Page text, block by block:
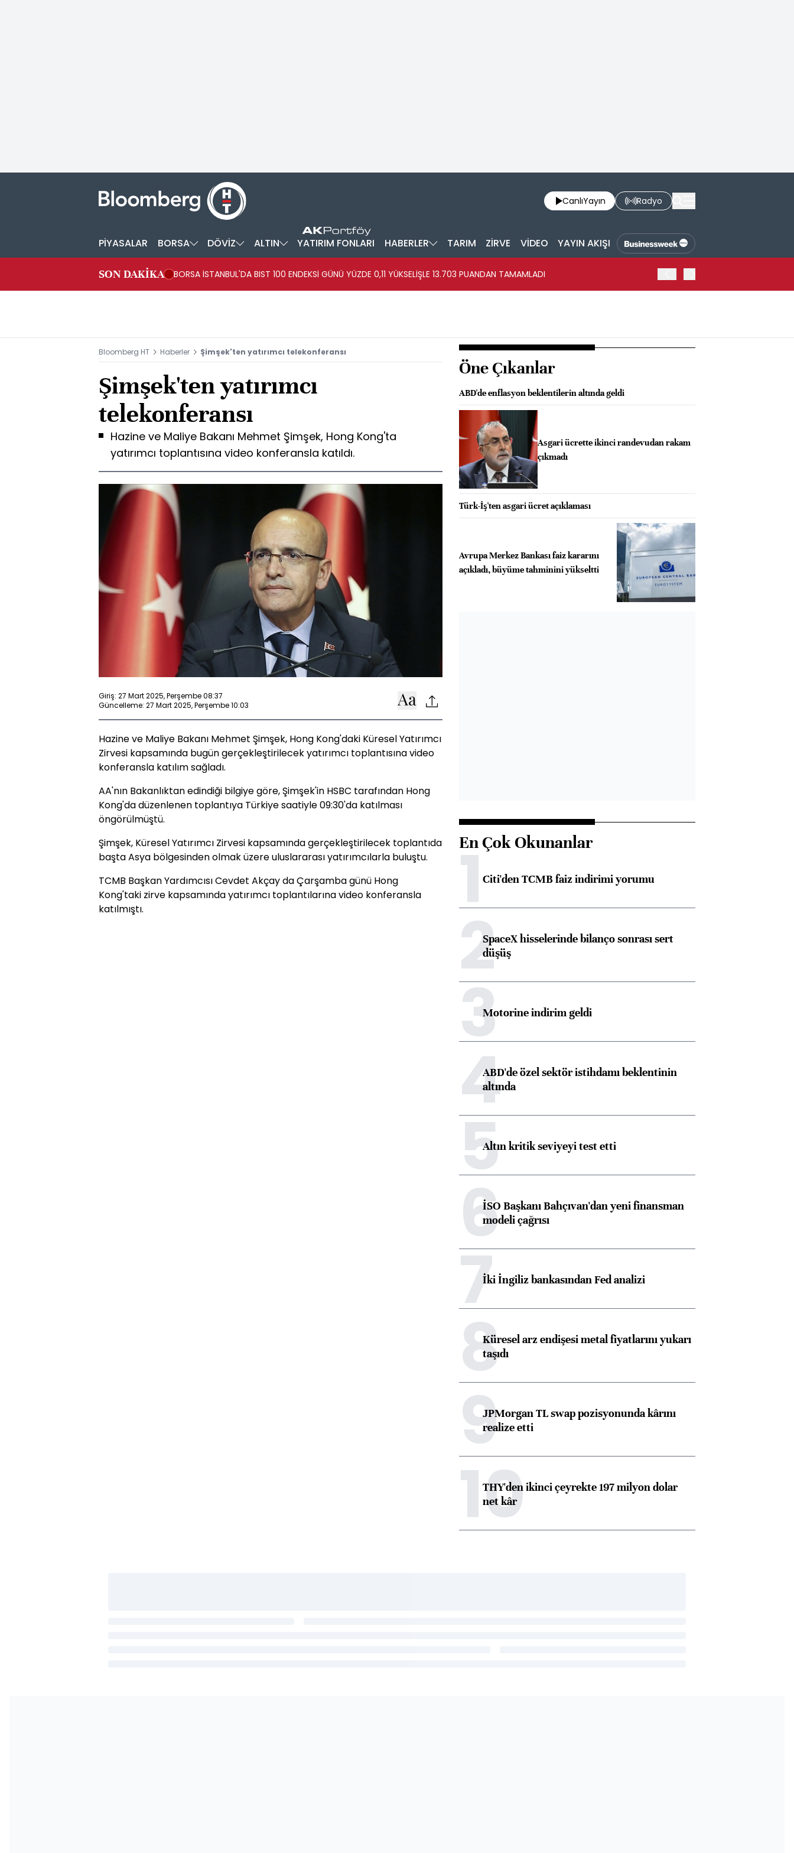
CanlıYayın Radyo
PİYASALAR BORSA DÖVİZ ALTIN YATIRIM FONLARI HABERLER TARIM ZİRVE VİDEO YAYIN AKIŞI
SON DAKİKA BORSA İSTANBUL'DA BIST 100 ENDEKSİ GÜNÜ YÜZDE 0,11 YÜKSELİŞLE 13.703 PUANDAN TAMAMLADI
Bloomberg HT Haberler Şimşek'ten yatırımcı telekonferansı
Şimşek'ten yatırımcı
telekonferansı
Hazine ve Maliye Bakanı Mehmet Şimşek, Hong Kong'ta
yatırımcı toplantısına video konferansla katıldı.
Giriş: 27 Mart 2025, Perşembe 08:37
Güncelleme: 27 Mart 2025, Perşembe 10:03
Hazine ve Maliye Bakanı Mehmet Şimşek, Hong Kong'daki Küresel Yatırımcı
Zirvesi kapsamında bugün gerçekleştirilecek yatırımcı toplantısına video
konferansla katılım sağladı.
AA'nın Bakanlıktan edindiği bilgiye göre, Şimşek'in HSBC tarafından Hong
Kong'da düzenlenen toplantıya Türkiye saatiyle 09:30'da katılması
öngörülmüştü.
Şimşek, Küresel Yatırımcı Zirvesi kapsamında gerçekleştirilecek toplantıda
başta Asya bölgesinden olmak üzere uluslararası yatırımcılarla buluştu.
TCMB Başkan Yardımcısı Cevdet Akçay da Çarşamba günü Hong
Kong'taki zirve kapsamında yatırımcı toplantılarına video konferansla
katılmıştı.
Öne Çıkanlar
ABD'de enflasyon beklentilerin altında geldi
Asgari ücrette ikinci randevudan rakam
çıkmadı
Türk-İş'ten asgari ücret açıklaması
Avrupa Merkez Bankası faiz kararını
açıkladı, büyüme tahminini yükseltti
En Çok Okunanlar
1Citi'den TCMB faiz indirimi yorumu
2SpaceX hisselerinde bilanço sonrası sert
düşüş
3Motorine indirim geldi
4ABD'de özel sektör istihdamı beklentinin
altında
5Altın kritik seviyeyi test etti
6İSO Başkanı Bahçıvan'dan yeni finansman
modeli çağrısı
7İki İngiliz bankasından Fed analizi
8Küresel arz endişesi metal fiyatlarını yukarı
taşıdı
9JPMorgan TL swap pozisyonunda kârını
realize etti
10
THY'den ikinci çeyrekte 197 milyon dolar
net kâr